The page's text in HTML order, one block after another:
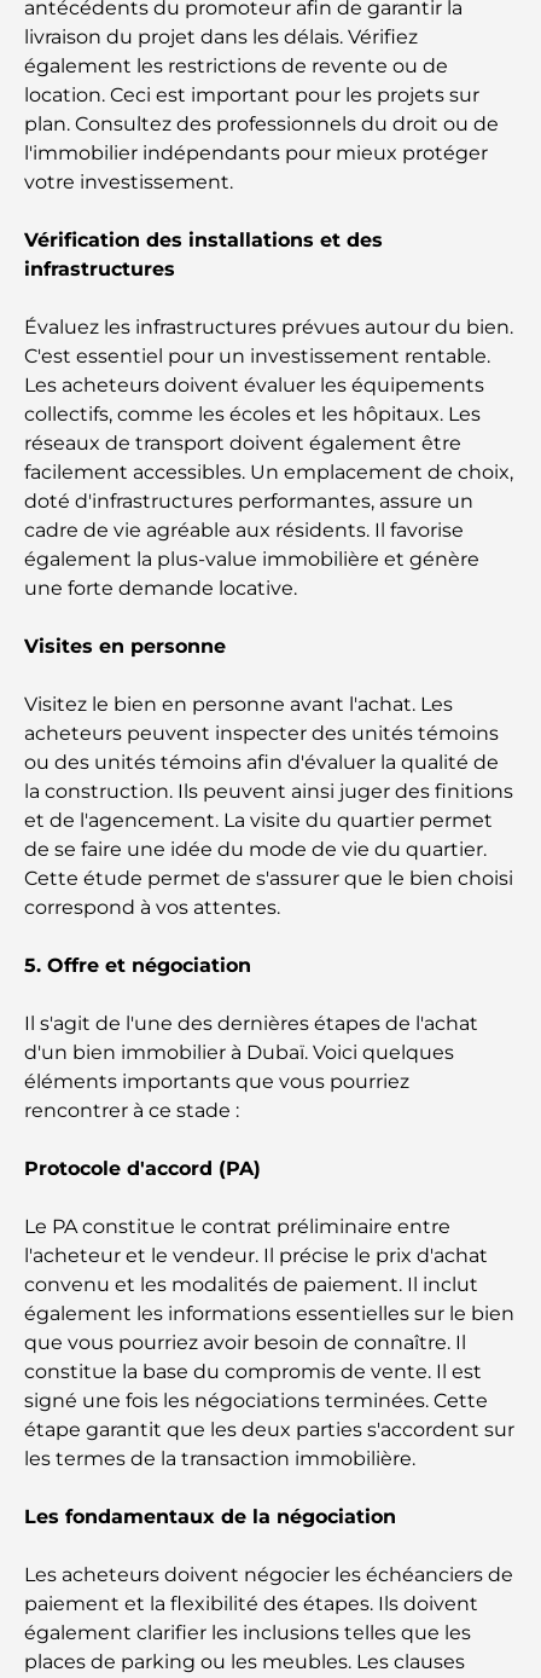
Les 10 pays les plus riches du monde
Activités à faire avec des enfants à Dubaï : un
guide complet pour les familles
Dubaï pour une escapade de luxe
inoubliables
Les meilleures options de séjour à Dubaï : Hôtels
et complexes hôteliers de premier plan
Meilleurs restaurants pour un déjeuner d'affaires
au DIFC
Les marques de vêtements les plus chères au
monde
Architecture ottomane : un riche héritage d'art,
Comment choisir un conseiller financier à Dubaï ?
Les jets privés les plus chers : immersion dans
l'univers du luxe aéronautique des milliardaires
Les bagues de fiançailles les plus chères du
les parents
Découverte des sites emblématiques d'Abu Dhabi
Écoles à Abou Dhabi : Le guide ultime des
Restaurants à Abou Dhabi : un tour savoureux de
la capitale
Gyms in Abu Dhabi: Your Guide to the Best
Fitness Spots in the City
Centres commerciaux à Abou Dhabi : votre guide
des meilleurs endroits pour faire du shopping en
journée parfaite
Les îles incontournables d'Abu Dhabi à découvrir
antécédents du promoteur afin de garantir la
livraison du projet dans les délais. Vérifiez
également les restrictions de revente ou de
location. Ceci est important pour les projets sur
plan. Consultez des professionnels du droit ou de
l'immobilier indépendants pour mieux protéger
votre investissement.
Vérification des installations et des
infrastructures
Évaluez les infrastructures prévues autour du bien.
C'est essentiel pour un investissement rentable.
Les acheteurs doivent évaluer les équipements
collectifs, comme les écoles et les hôpitaux. Les
réseaux de transport doivent également être
facilement accessibles. Un emplacement de choix,
doté d'infrastructures performantes, assure un
cadre de vie agréable aux résidents. Il favorise
également la plus-value immobilière et génère
une forte demande locative.
Visites en personne
Visitez le bien en personne avant l'achat. Les
acheteurs peuvent inspecter des unités témoins
ou des unités témoins afin d'évaluer la qualité de
la construction. Ils peuvent ainsi juger des finitions
et de l'agencement. La visite du quartier permet
de se faire une idée du mode de vie du quartier.
Cette étude permet de s'assurer que le bien choisi
correspond à vos attentes.
5. Offre et négociation
Il s'agit de l'une des dernières étapes de l'achat
d'un bien immobilier à Dubaï. Voici quelques
éléments importants que vous pourriez
rencontrer à ce stade :
Protocole d'accord (PA)
Le PA constitue le contrat préliminaire entre
l'acheteur et le vendeur. Il précise le prix d'achat
convenu et les modalités de paiement. Il inclut
également les informations essentielles sur le bien
que vous pourriez avoir besoin de connaître. Il
constitue la base du compromis de vente. Il est
signé une fois les négociations terminées. Cette
étape garantit que les deux parties s'accordent sur
les termes de la transaction immobilière.
Les fondamentaux de la négociation
Les acheteurs doivent négocier les échéanciers de
paiement et la flexibilité des étapes. Ils doivent
également clarifier les inclusions telles que les
places de parking ou les meubles. Les clauses